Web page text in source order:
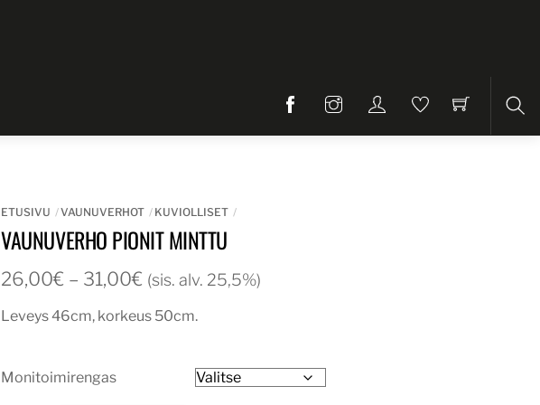
ETUSIVU VAUNUVERHOT KUVIOLLISET
VAUNUVERHO PIONIT MINTTU
26,00€ – 31,00€ Hintaluokka:
-
(sis. alv. 25,5%)
Leveys 46cm, korkeus 50cm.
Monitoimirengas